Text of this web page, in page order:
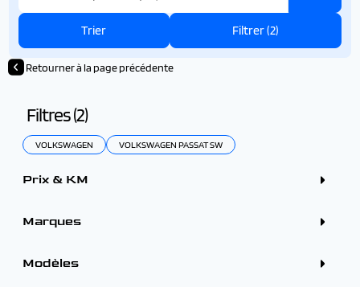
Trier Filtrer (2)
Retourner à la page précédente
Filtres (2)
VOLKSWAGEN VOLKSWAGEN PASSAT SW
Prix & KM
Marques
BMW (2)
CITROEN (110)
Modèles